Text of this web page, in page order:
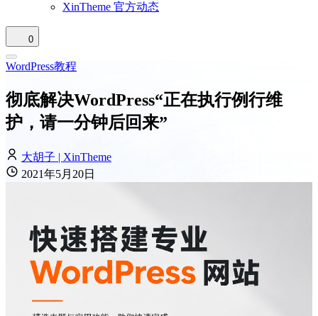
XinTheme 官方动态
0
WordPress教程
彻底解决WordPress“正在执行例行维
护，请一分钟后回来”
大胡子 | XinTheme
2021年5月20日